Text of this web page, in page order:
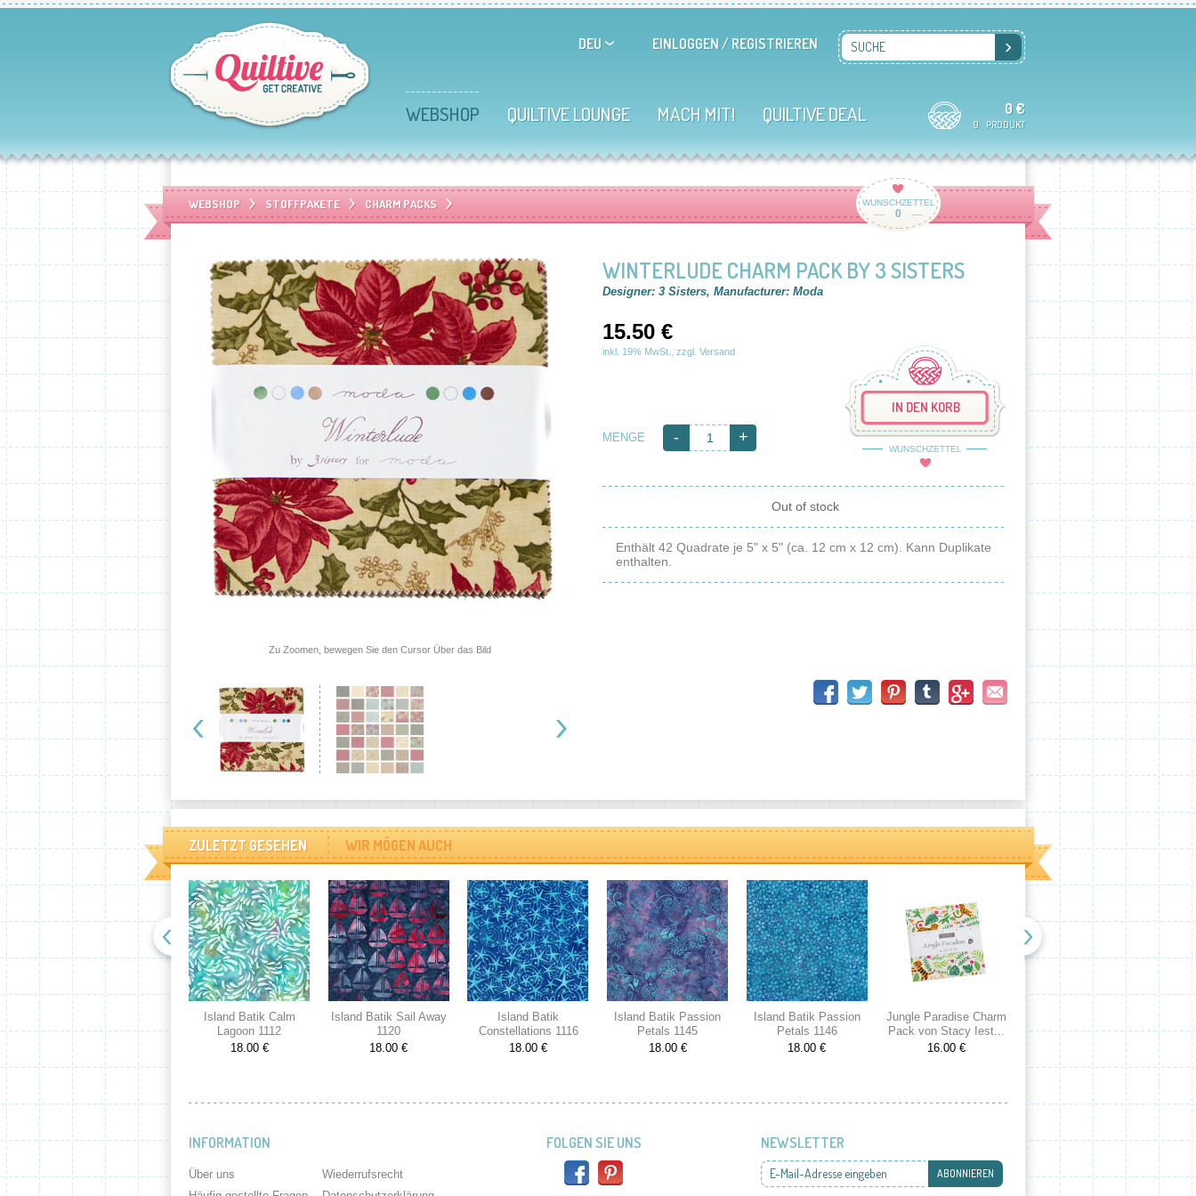
0 €
0 PRODUKT
DEU EINLOGGEN / REGISTRIEREN
WEBSHOP QUILTIVE LOUNGE MACH MIT! QUILTIVE DEAL
SUCHE
WEBSHOP STOFFPAKETE CHARM PACKS WUNSCHZETTEL
0
Zu Zoomen, bewegen Sie den Cursor Über das Bild
WINTERLUDE CHARM PACK BY 3 SISTERS
Designer: 3 Sisters, Manufacturer: Moda
15.50 €
inkl. 19% MwSt., zzgl. Versand
MENGE +
-
IN DEN KORB
WUNSCHZETTEL
Out of stock
Enthält 42 Quadrate je 5" x 5" (ca. 12 cm x 12 cm). Kann Duplikate
enthalten.
ZULETZT GESEHEN WIR MÖGEN AUCH
Island Batik Calm
Lagoon 1112
18.00 €
Island Batik Sail Away
1120
18.00 €
Island Batik
Constellations 1116
18.00 €
Island Batik Passion
Petals 1145
18.00 €
Island Batik Passion
Petals 1146
18.00 €
Jungle Paradise Charm
Pack von Stacy Iest...
16.00 €
Cranberries and Cream
Charm Pack von 3...
16.00 €
INFORMATION
Über uns
Wiederrufsrecht
FOLGEN SIE UNS NEWSLETTER
E-Mail-Adresse eingeben ABONNIEREN